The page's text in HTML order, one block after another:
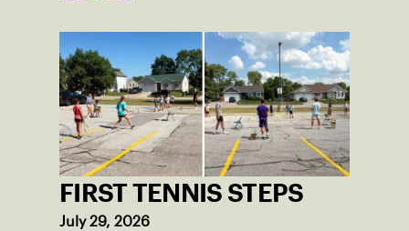
FIRST TENNIS STEPS
July 29, 2026